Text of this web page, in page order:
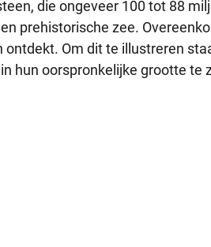
die ongeveer 100 tot 88
prehistorische zee.
ontdekt. Om dit te illustreren
hun oorspronkelijke grootte te